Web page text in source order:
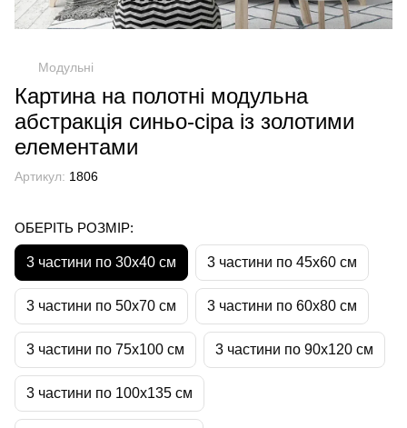
Модульні
Картина на полотні модульна
абстракція синьо-сіра із золотими
елементами
Артикул: 1806
ОБЕРІТЬ РОЗМІР:
3 частини по 30х40 см 3 частини по 45х60 см
3 частини по 50х70 см 3 частини по 60х80 см
3 частини по 75х100 см 3 частини по 90х120 см
3 частини по 100х135 см